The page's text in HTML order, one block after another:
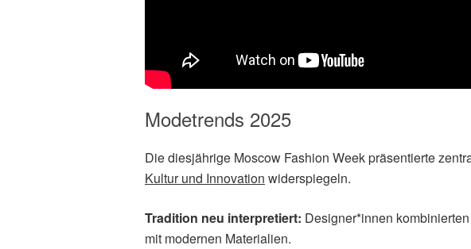
Modetrends 2025
Die diesjährige Moscow Fashion Week präsentierte
Kultur und Innovation widerspiegeln.
Tradition neu interpretiert: Designer*innen
mit modernen Materialien.